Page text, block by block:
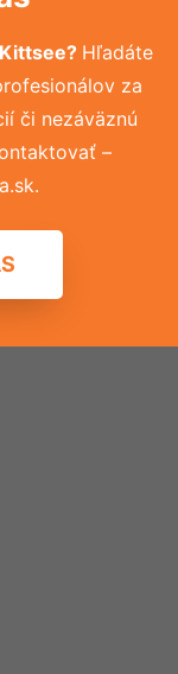
Hľadáte
za
či nezáväznú
–